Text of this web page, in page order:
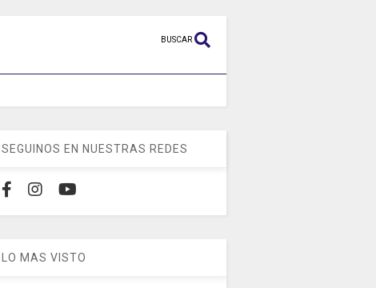
BUSCAR
SEGUINOS EN NUESTRAS REDES
LO MAS VISTO